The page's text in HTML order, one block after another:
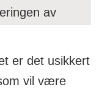
av
IL-4 og
2-
er det usikkert
vil være